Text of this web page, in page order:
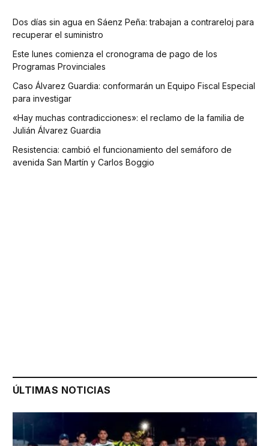
Dos días sin agua en Sáenz Peña: trabajan a contrareloj para
recuperar el suministro
Este lunes comienza el cronograma de pago de los
Programas Provinciales
Caso Álvarez Guardia: conformarán un Equipo Fiscal Especial
para investigar
«Hay muchas contradicciones»: el reclamo de la familia de
Julián Álvarez Guardia
Resistencia: cambió el funcionamiento del semáforo de
avenida San Martín y Carlos Boggio
ÚLTIMAS NOTICIAS